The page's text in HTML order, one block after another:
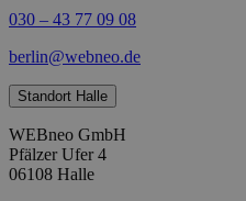
030 – 43 77 09 08
berlin@webneo.de
Standort Halle
WEBneo GmbH
Pfälzer Ufer 4
06108 Halle